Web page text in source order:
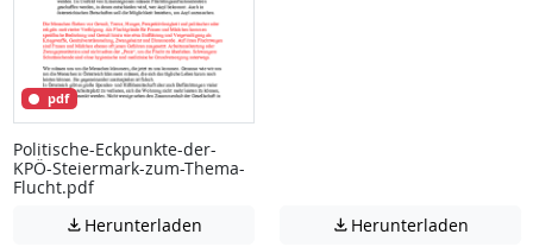
pdf
Politische-Eckpunkte-der-
KPÖ-Steiermark-zum-Thema-
Flucht.pdf
 Herunterladen Achtung: Diese Datei enthält unter
 Herunterladen